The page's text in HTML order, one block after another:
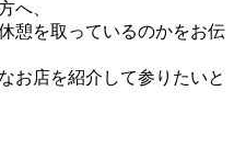
へ、
憩を取っているのかをお伝
お店を紹介して参りたいと